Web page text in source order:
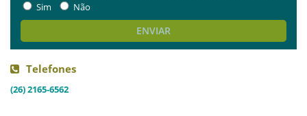
Sim
Não
ENVIAR
Telefones
(26) 2165-6562